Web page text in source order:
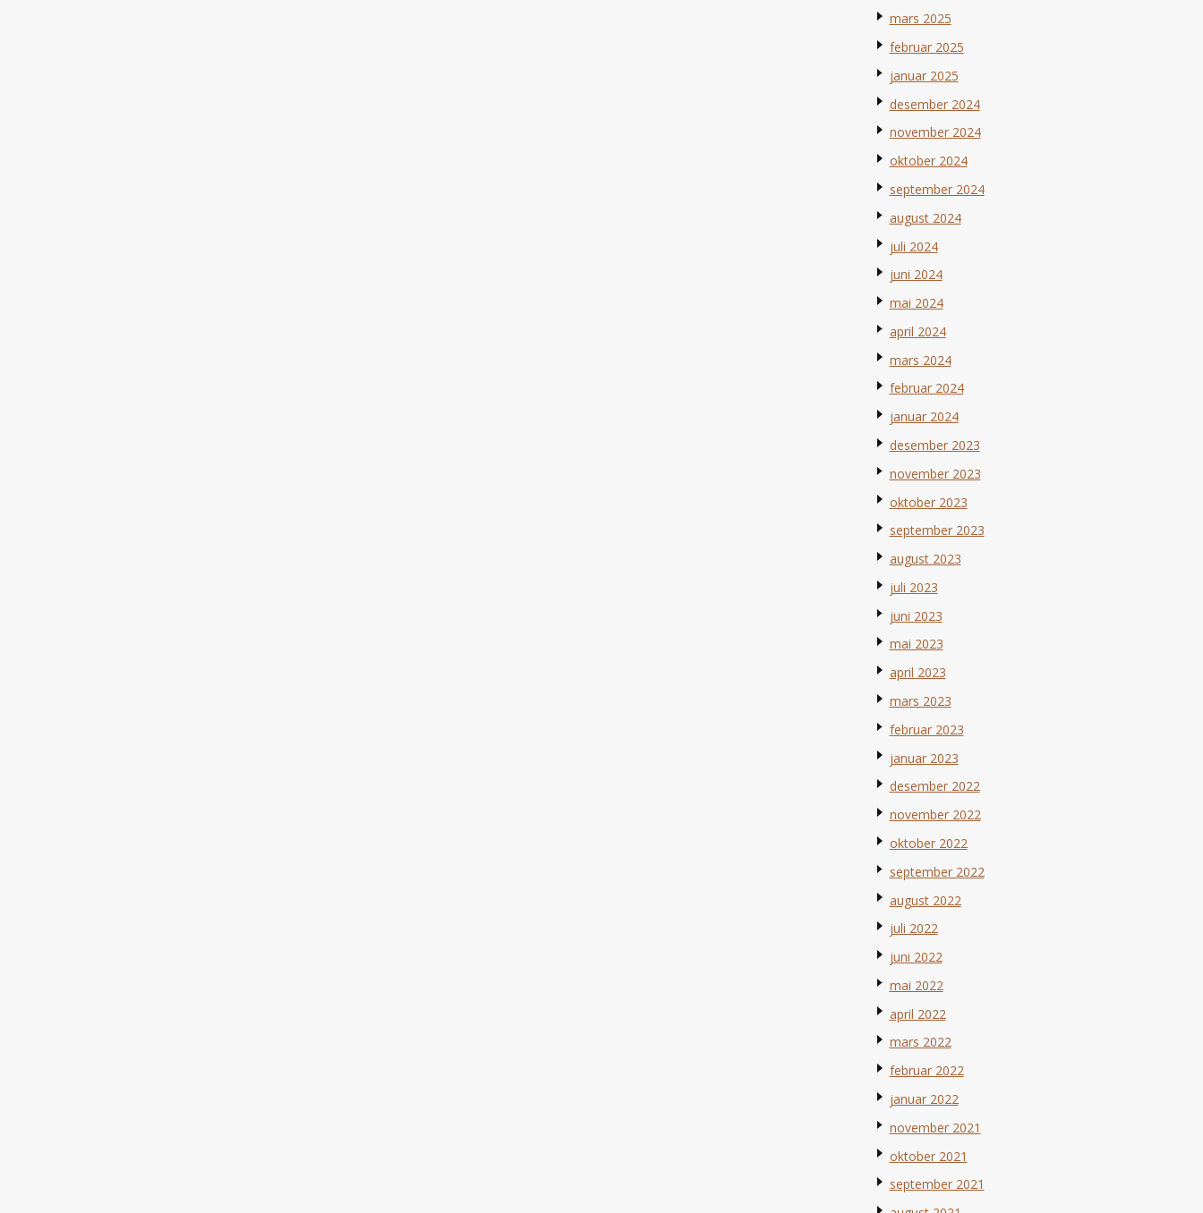
mars 2025
februar 2025
januar 2025
desember 2024
november 2024
oktober 2024
september 2024
august 2024
juli 2024
juni 2024
mai 2024
april 2024
mars 2024
februar 2024
januar 2024
desember 2023
november 2023
oktober 2023
september 2023
august 2023
juli 2023
juni 2023
mai 2023
april 2023
mars 2023
februar 2023
januar 2023
desember 2022
november 2022
oktober 2022
september 2022
august 2022
juli 2022
juni 2022
mai 2022
april 2022
mars 2022
februar 2022
januar 2022
november 2021
oktober 2021
september 2021